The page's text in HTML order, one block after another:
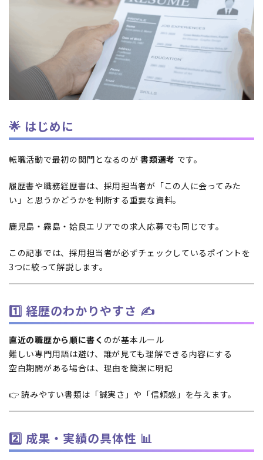
🌟 はじめに
転職活動で最初の関門となるのが書類選考 です。
履歴書や職務経歴書は、採用担当者が「この人に会ってみた
い」と思うかどうかを判断する重要な資料。
鹿児島・霧島・姶良エリアでの求人応募でも同じです。
この記事では、採用担当者が必ずチェックしているポイントを
3つに絞って解説します。
1️⃣ 経歴のわかりやすさ ✍️
直近の職歴から順に書く のが基本ルール
難しい専門用語は避け、誰が見ても理解できる内容にする
空白期間がある場合は、理由を簡潔に明記
👉 読みやすい書類は「誠実さ」や「信頼感」を与えます。
2️⃣ 成果・実績の具体性 📊